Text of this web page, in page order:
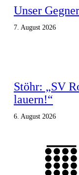
Unser
7. August 2026
Stöhr: „SV
lauern!“
6. August 2026